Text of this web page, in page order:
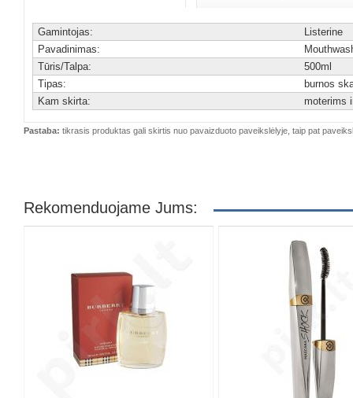
Gamintojas:
Listerine
Pavadinimas:
Tūris/Talpa:
500ml
Tipas:
burnos
Kam skirta:
moterims
Pastaba: tikrasis produktas gali skirtis nuo pavaizduoto paveikslėlyje, taip pat
Rekomenduojame Jums: